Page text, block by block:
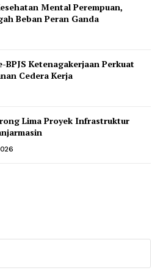
Mental Perempuan,
Beban Peran Ganda
Ketenagakerjaan Perkuat
Cedera Kerja
Lima Proyek Infrastruktur